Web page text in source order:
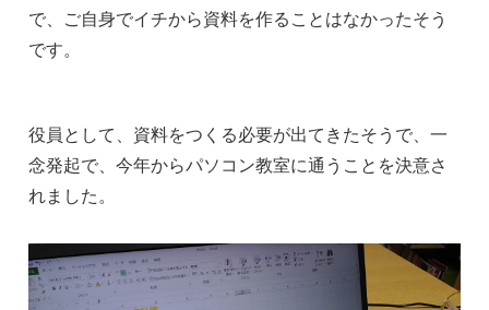
で、ご自身でイチから資料を作ることはなかったそう
です。
役員として、資料をつくる必要が出てきたそうで、一
念発起で、今年からパソコン教室に通うことを決意さ
れました。